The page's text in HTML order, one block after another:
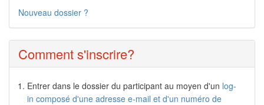
Nouveau dossier ?
Comment s'inscrire?
Entrer dans le dossier du participant au moyen d'un log-
in composé d'une adresse e-mail et d'un numéro de